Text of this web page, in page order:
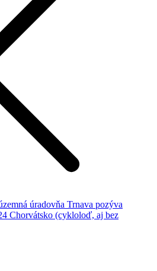
úradovňa Trnava pozýva
Chorvátsko (cykloloď, aj bez